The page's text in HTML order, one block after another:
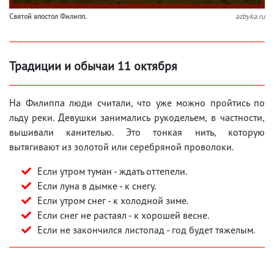
Свя­той апо­стол Филипп. azbyka.ru
Традиции и обычаи 11 октября
На Филиппа люди считали, что уже можно пройтись по
льду реки. Девушки занимались рукодельем, в частности,
вышивали канителью. Это тонкая нить, которую
вытягивают из золотой или серебряной проволоки.
Если утром туман - ждать оттепели.
Если луна в дымке - к снегу.
Если утром снег - к холодной зиме.
Если снег не растаял - к хорошей весне.
Если не закончился листопад - год будет тяжелым.